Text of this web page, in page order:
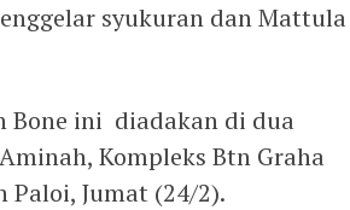
syukuran dan Mattula
Bone ini diadakan di dua
Kompleks Btn Graha
Paloi, Jumat (24/2).